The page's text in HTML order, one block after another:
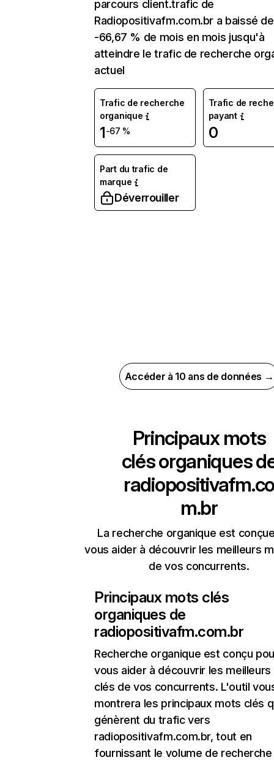
parcours client.trafic de
Radiopositivafm.com.br a baissé de
-66,67 % de mois en mois jusqu'à
atteindre le trafic de recherche
actuel
Trafic de recherche
organique
1-67 %
Trafic de
payant
0
Part du trafic de
marque
Déverrouiller
Accéder à 10 ans de données →
Principaux mots
clés organiques
radiopositivafm.co
m.br
La recherche organique est
vous aider à découvrir les meilleurs
de vos concurrents.
Principaux mots clés
organiques de
radiopositivafm.com.br
Recherche organique est conçu
vous aider à découvrir les
clés de vos concurrents. L'outil
montrera les principaux mots clés
génèrent du trafic vers
radiopositivafm.com.br, tout en
fournissant le volume de recherche